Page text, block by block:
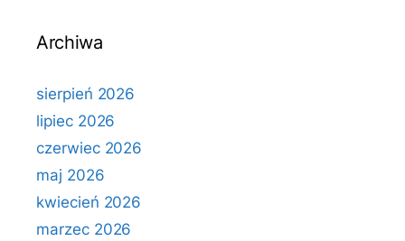
Archiwa
sierpień 2026
lipiec 2026
czerwiec 2026
maj 2026
kwiecień 2026
marzec 2026